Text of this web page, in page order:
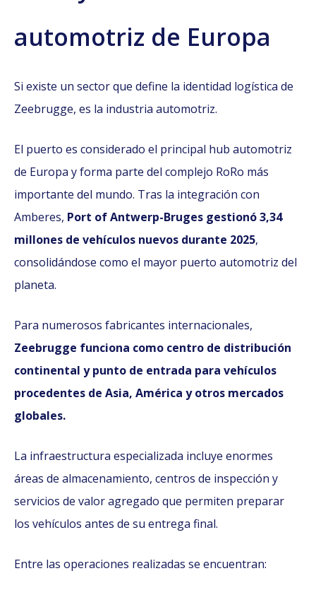
automotriz de Europa
Si existe un sector que define la identidad logística de
Zeebrugge, es la industria automotriz.
El puerto es considerado el principal hub automotriz
de Europa y forma parte del complejo RoRo más
importante del mundo. Tras la integración con
Amberes, Port of Antwerp-Bruges gestionó 3,34
millones de vehículos nuevos durante 2025,
consolidándose como el mayor puerto automotriz del
planeta.
Para numerosos fabricantes internacionales,
Zeebrugge funciona como centro de distribución
continental y punto de entrada para vehículos
procedentes de Asia, América y otros mercados
globales.
La infraestructura especializada incluye enormes
áreas de almacenamiento, centros de inspección y
servicios de valor agregado que permiten preparar
los vehículos antes de su entrega final.
Entre las operaciones realizadas se encuentran: